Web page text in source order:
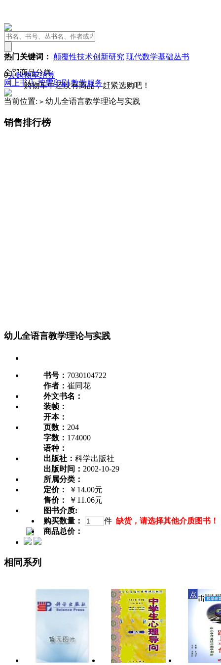
热门关键词： 颠覆性技术创新研究 现代数学基础丛书
0去购物车结算
购物车中还没有商品，赶紧选购吧！
全部商品分类
网上书店按需印刷 教学服务
当前位置: > 幼儿全语言教学理论与实践
销售排行榜
幼儿全语言教学理论与实践
书号： 7030104722
作者： 崔同花
外文书名：
装帧：
开本：
页数： 204
字数： 174000
语种：
出版社： 科学出版社
出版时间： 2002-10-29
所属分类：
定价：
￥14.00元
售价：
￥11.06元
图书介质:
购买数量：
件 缺货，请选择其他介质图书！
商品总价：
相同系列